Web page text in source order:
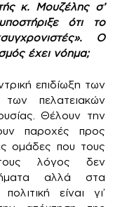
κ. Μουζέλης σ’
ότι το
Ο
έχει νόημα;
επιδίωξη των
πελατειακών
Θέλουν την
παροχές προς
ομάδες που τους
λόγος δεν
αλλά στα
είναι γι’